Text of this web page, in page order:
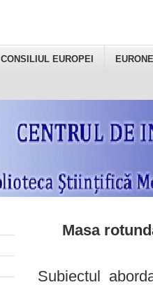
CONSILIUL EUROPEI
Masa
Subiectul